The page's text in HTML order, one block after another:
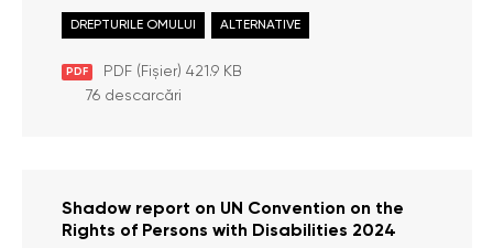
dizabilități 2024
PDF PDF (Fișier) 421.9 KB
DREPTURILE OMULUI ALTERNATIVE
76 descarcări
Shadow report on UN Convention on the
Rights of Persons with Disabilities 2024